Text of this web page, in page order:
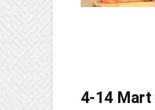
4-14 Mart